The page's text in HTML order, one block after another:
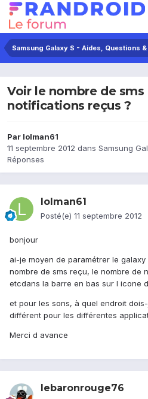
Samsung Galaxy S - Aides, Questions
Voir le nombre de
notifications reçus ?
Par lolman61
11 septembre 2012 dans Samsung
Réponses
lolman61
Posté(e) 11 septembre 2012
bonjour
ai-je moyen de paramétrer le
nombre de sms reçu, le nombre de
etcdans la barre en bas sur l icone
et pour les sons, à quel endroit
différent pour les différentes
Merci d avance
lebaronrouge76